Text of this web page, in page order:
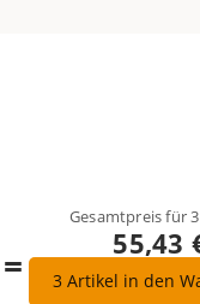
=
Gesamtpreis für3
55,43
3Artikel in den